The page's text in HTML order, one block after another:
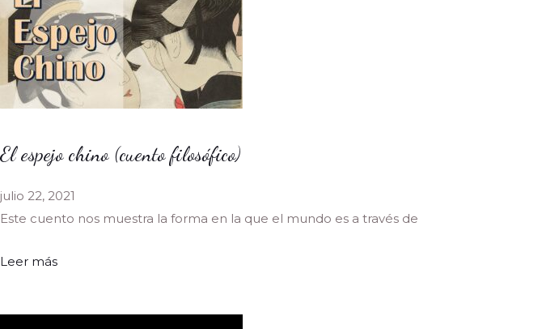
El espejo chino (cuento filosófico)
julio 22, 2021
Este cuento nos muestra la forma en la que el mundo es a través de
Leer más